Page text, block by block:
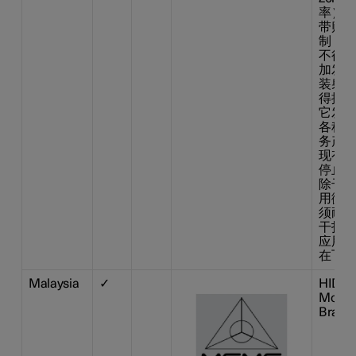
率）
带贴
制：
不得
加发
装射
得擅
它发
各种
务产
现有
停止
除干
用微
须耐
干扰
应用
在飞
Malaysia ✓